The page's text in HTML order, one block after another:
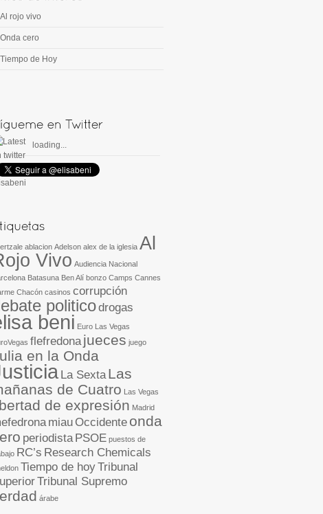
Al rojo vivo
Onda cero
Tiempo de Hoy
loading...
ablacion Adelson alex de la iglesia Al
Vivo Audiencia Nacional
Batasuna Ben Alí bonzo Camps Cannes
Chacón casinos corrupción
politicodrogas
beni Euro Las Vegas
flefredona jueces juego
en la Onda
La Sexta Las
de Cuatro Las Vegas
de expresión Madrid
miau Occidente onda
periodista PSOE puestos de
RC’s Research Chemicals
Tiempo de hoyTribunal
Tribunal Supremo
árabe